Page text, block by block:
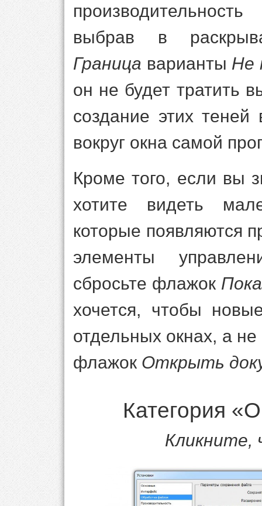
выбрав в
Граница варианты Не
он не будет тратить
создание этих теней
вокруг окна самой
Кроме того, если вы
хотите видеть
которые появляются
элементы
сбросьте флажок
хочется, чтобы
отдельных окнах, а
флажок Открыть
Категория
Кликните,